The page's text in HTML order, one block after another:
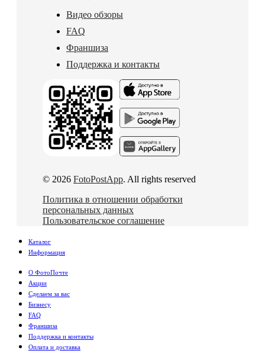
Видео обзоры
FAQ
Франшиза
Поддержка и контакты
© 2026 FotoPostApp. All rights reserved
Политика в отношении обработки
персональных данных
Пользовательское соглашение
Каталог
Информация
О ФотоПочте
Акции
Сделаем за вас
Бизнесу
FAQ
Франшиза
Поддержка и контакты
Оплата и доставка